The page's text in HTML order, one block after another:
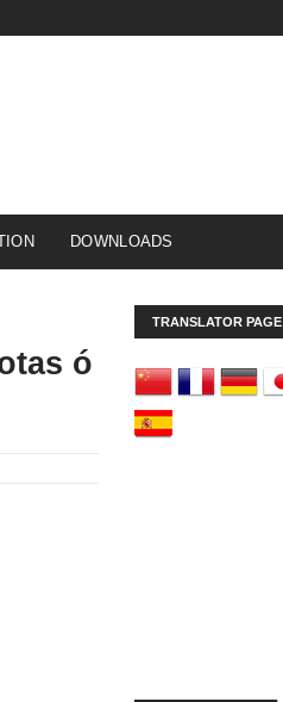
DOWNLOADS
ó
TRANSLATOR PAGE